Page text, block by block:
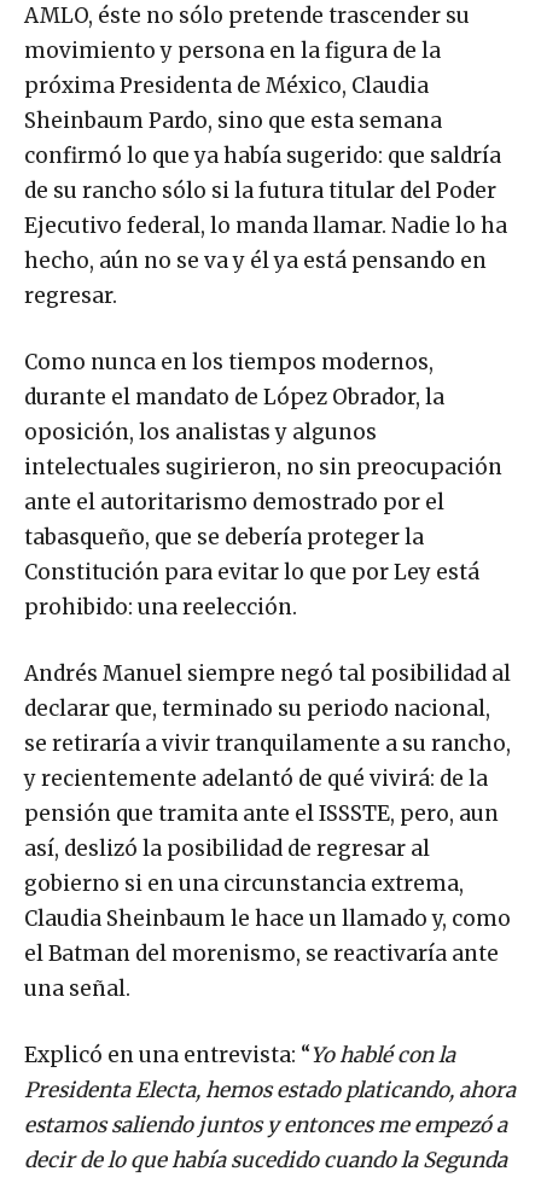
AMLO, éste no sólo pretende trascender su
movimiento y persona en la figura de la
próxima Presidenta de México, Claudia
Sheinbaum Pardo, sino que esta semana
confirmó lo que ya había sugerido: que saldría
de su rancho sólo si la futura titular del Poder
Ejecutivo federal, lo manda llamar. Nadie lo ha
hecho, aún no se va y él ya está pensando en
regresar.
Como nunca en los tiempos modernos,
durante el mandato de López Obrador, la
oposición, los analistas y algunos
intelectuales sugirieron, no sin preocupación
ante el autoritarismo demostrado por el
tabasqueño, que se debería proteger la
Constitución para evitar lo que por Ley está
prohibido: una reelección.
Andrés Manuel siempre negó tal posibilidad al
declarar que, terminado su periodo nacional,
se retiraría a vivir tranquilamente a su rancho,
y recientemente adelantó de qué vivirá: de la
pensión que tramita ante el ISSSTE, pero, aun
así, deslizó la posibilidad de regresar al
gobierno si en una circunstancia extrema,
Claudia Sheinbaum le hace un llamado y, como
el Batman del morenismo, se reactivaría ante
una señal.
Explicó en una entrevista: “Yo hablé con la
Presidenta Electa, hemos estado platicando, ahora
estamos saliendo juntos y entonces me empezó a
decir de lo que había sucedido cuando la Segunda